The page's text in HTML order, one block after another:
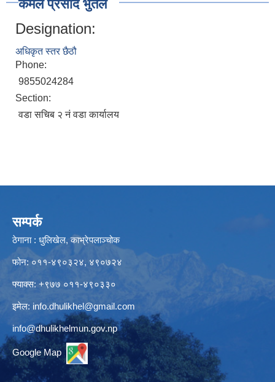
कमल प्रसाद भुर्तेल
Designation:
अधिकृत स्तर छैठौ
Phone:
9855024284
Section:
वडा सचिब २ नं वडा कार्यालय
सम्पर्क
ठेगाना : धुलिखेल, काभ्रेपलाञ्चोक
फोन: ०११-४९०३२४, ४९०७२४
फ्याक्स: +९७७ ०११-४९०३३०
इमेल: info.dhulikhel@gmail.com
info@dhulikhelmun.gov.np
Google Map